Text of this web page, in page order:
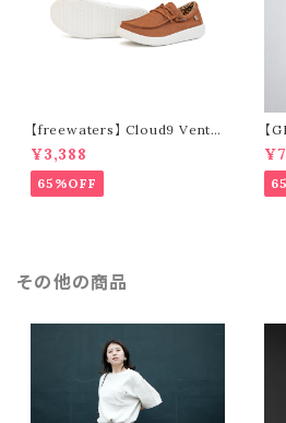
【freewaters】 Cloud9 Ventu
re - Lace Up (brown)
¥3,388
65%OFF
【
その他の商品